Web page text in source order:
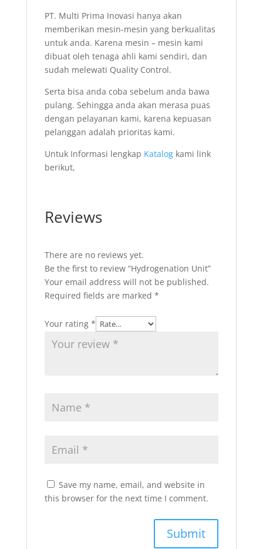
PT. Multi Prima Inovasi hanya akan
memberikan mesin-mesin yang berkualitas
untuk anda. Karena mesin – mesin kami
dibuat oleh tenaga ahli kami sendiri, dan
sudah melewati Quality Control.
Serta bisa anda coba sebelum anda bawa
pulang. Sehingga anda akan merasa puas
dengan pelayanan kami, karena kepuasan
pelanggan adalah prioritas kami.
Untuk Informasi lengkap Katalogkami link
berikut,
Reviews
There are no reviews yet.
Be the first to review “Hydrogenation Unit”
Your email address will not be published.
Required fields are marked *
Your rating *
Save my name, email, and website in
this browser for the next time I comment.